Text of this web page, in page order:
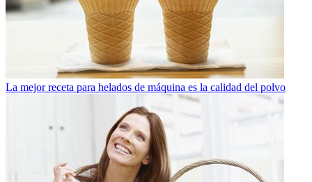
La mejor receta para helados de máquina es la calidad del polvo